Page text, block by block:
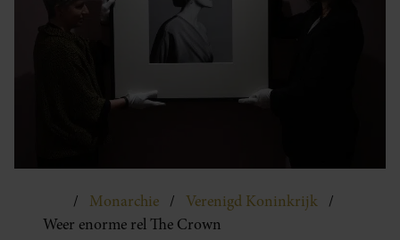
Monarchie
Verenigd Koninkrijk
Weer enorme rel The Crown